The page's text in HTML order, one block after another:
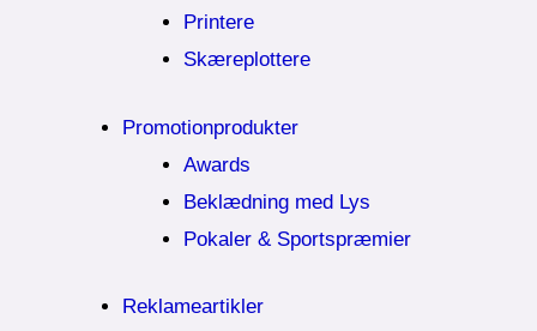
Printere
Skæreplottere
Promotionprodukter
Awards
Beklædning med Lys
Pokaler & Sportspræmier
Reklameartikler